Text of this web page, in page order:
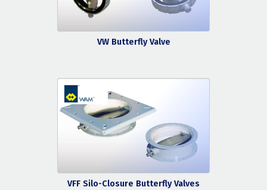
VW Butterfly Valve
VFF Silo-Closure Butterfly Valves